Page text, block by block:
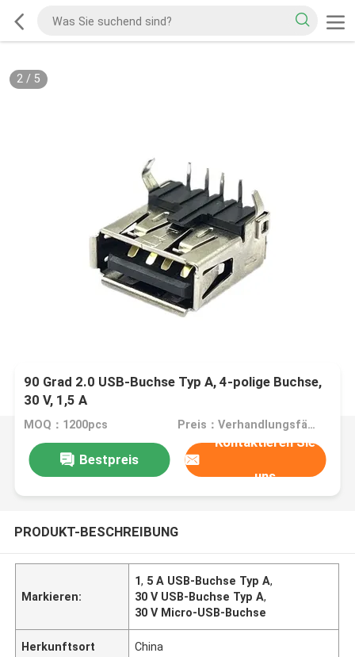
2/ 5
90 Grad 2.0 USB-Buchse Typ A, 4-polige Buchse,
30 V, 1,5 A
MOQ：1200pcs Preis：Verhandlungsfähig
Bestpreis
Kontaktieren Sie
uns
PRODUKT-BESCHREIBUNG
Markieren:
1, 5 A USB-Buchse Typ A,
30 V USB-Buchse Typ A,
30 V Micro-USB-Buchse
Herkunftsort China